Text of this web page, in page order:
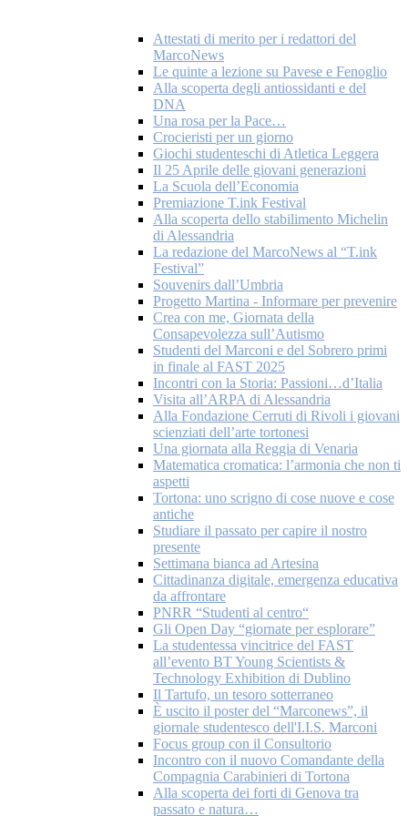
Attestati di merito per i redattori del
MarcoNews
Le quinte a lezione su Pavese e Fenoglio
Alla scoperta degli antiossidanti e del
DNA
Una rosa per la Pace…
Crocieristi per un giorno
Giochi studenteschi di Atletica Leggera
Il 25 Aprile delle giovani generazioni
La Scuola dell’Economia
Premiazione T.ink Festival
Alla scoperta dello stabilimento Michelin
di Alessandria
La redazione del MarcoNews al “T.ink
Festival”
Souvenirs dall’Umbria
Progetto Martina - Informare per prevenire
Crea con me, Giornata della
Consapevolezza sull’Autismo
Studenti del Marconi e del Sobrero primi
in finale al FAST 2025
Incontri con la Storia: Passioni…d’Italia
Visita all’ARPA di Alessandria
Alla Fondazione Cerruti di Rivoli i giovani
scienziati dell’arte tortonesi
Una giornata alla Reggia di Venaria
Matematica cromatica: l’armonia che non ti
aspetti
Tortona: uno scrigno di cose nuove e cose
antiche
Studiare il passato per capire il nostro
presente
Settimana bianca ad Artesina
Cittadinanza digitale, emergenza educativa
da affrontare
PNRR “Studenti al centro“
Gli Open Day “giornate per esplorare”
La studentessa vincitrice del FAST
all’evento BT Young Scientists &
Technology Exhibition di Dublino
Il Tartufo, un tesoro sotterraneo
È uscito il poster del “Marconews”, il
giornale studentesco dell'I.I.S. Marconi
Focus group con il Consultorio
Incontro con il nuovo Comandante della
Compagnia Carabinieri di Tortona
Alla scoperta dei forti di Genova tra
passato e natura…